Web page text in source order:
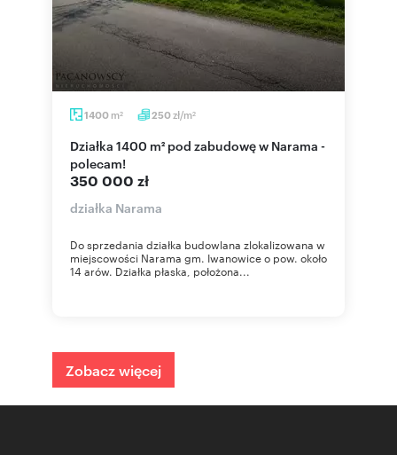
1400 m2 250zł/m2
Działka 1400 m² pod zabudowę w Narama -
polecam!
350 000 zł
działka Narama
Do sprzedania działka budowlana zlokalizowana w
miejscowości Narama gm. Iwanowice o pow. około
14 arów. Działka płaska, położona...
Zobacz więcej